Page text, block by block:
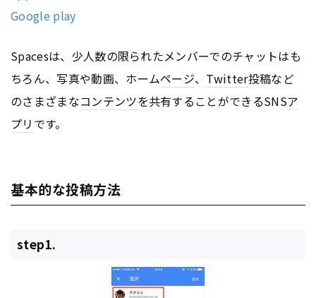
Google play
Spacesは、少人数の限られたメンバーでのチャットはも
ちろん、写真や動画、ホームページ、 Twitter投稿など
のさまざまなコンテンツを共有することができるSNSア
プリ です。
基本的な投稿方法
step1.